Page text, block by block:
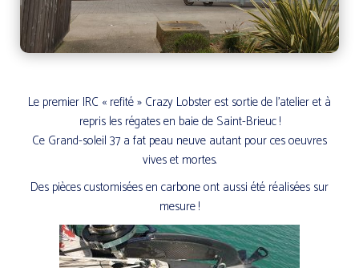
Le premier IRC « refité » Crazy Lobster est sortie de l’atelier et à
repris les régates en baie de Saint-Brieuc !
Ce Grand-soleil 37 a fat peau neuve autant pour ces oeuvres
vives et mortes.
Des pièces customisées en carbone ont aussi été réalisées sur
mesure !